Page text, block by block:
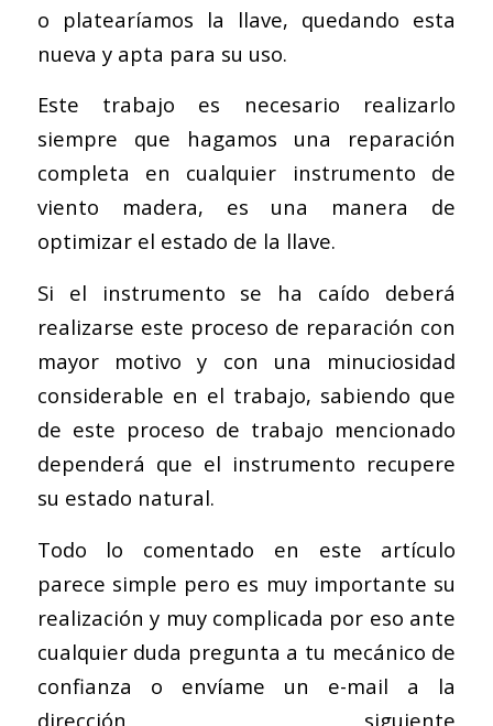
o platearíamos la llave, quedando esta
nueva y apta para su uso.
Este trabajo es necesario realizarlo
siempre que hagamos una reparación
completa en cualquier instrumento de
viento madera, es una manera de
optimizar el estado de la llave.
Si el instrumento se ha caído deberá
realizarse este proceso de reparación con
mayor motivo y con una minuciosidad
considerable en el trabajo, sabiendo que
de este proceso de trabajo mencionado
dependerá que el instrumento recupere
su estado natural.
Todo lo comentado en este artículo
parece simple pero es muy importante su
realización y muy complicada por eso ante
cualquier duda pregunta a tu mecánico de
confianza o envíame un e-mail a la
dirección siguiente